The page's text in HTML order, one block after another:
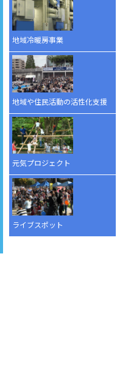
地域冷暖房事業
地域や住民活動の活性化支援
元気プロジェクト
ライブスポット